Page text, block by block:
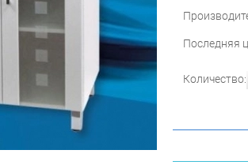
Последняя
Количество: